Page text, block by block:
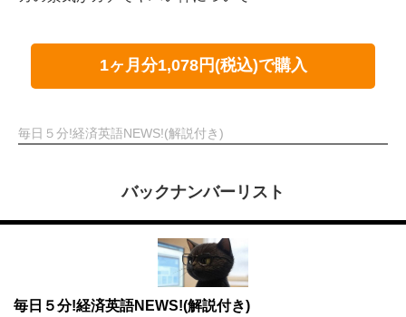
1ヶ月分1,078円(税込)で購入
毎日５分!経済英語NEWS!(解説付き)
バックナンバーリスト
毎日５分!経済英語NEWS!(解説付き)